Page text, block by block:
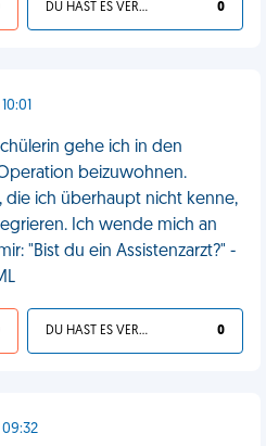
DU HAST ES VERDIENT 0
gehe ich in den
beizuwohnen.
ich überhaupt nicht kenne,
Ich wende mich an
"Bist du ein Assistenzarzt?" -
DU HAST ES VERDIENT 0